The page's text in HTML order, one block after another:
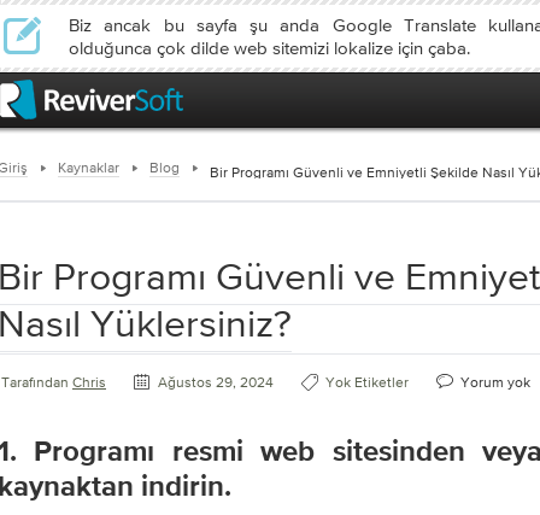
Biz ancak bu sayfa şu anda Google Translate
olduğunca çok dilde web sitemizi lokalize için çaba.
Kaynaklar Blog Bir Programı Güvenli ve Emniyetli Şekilde Nasıl
Programı Güvenli ve
Yüklersiniz?
Tarafından Chris Ağustos 29, 2024 Yok Etiketler Yorum yok
Programı resmi web sitesinden
indirin.